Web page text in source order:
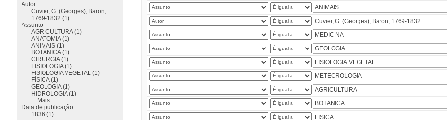
Autor
Cuvier, G. (Georges), Baron,
1769-1832 (1)
Assunto
AGRICULTURA (1)
ANATOMIA (1)
ANIMAIS (1)
BOTÂNICA (1)
CIRURGIA (1)
FISIOLOGIA (1)
FISIOLOGIA VEGETAL (1)
FÍSICA (1)
GEOLOGIA (1)
HIDROLOGIA (1)
... Mais
Data de publicação
1836 (1)